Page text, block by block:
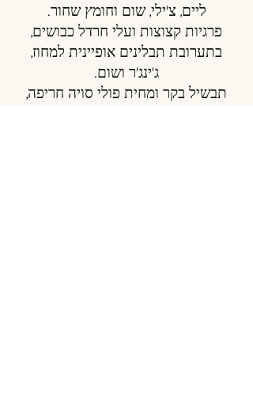
ליים, צ'ילי, שום וחומץ שחור.
פרגיות קצוצות ועלי חרדל כבושים,
בתערובת תבלינים אופיינית למחוז,
ג'ינג'ר ושום.
תבשיל בקר ומחית פולי סויה חריפה,